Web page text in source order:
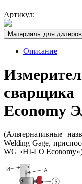
Артикул:
Материалы для дилеров
Описание
Economy
(Альтернативные
Welding Gage,
WG «HI-LO Economy»)